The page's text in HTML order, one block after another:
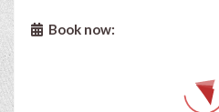
Book now: